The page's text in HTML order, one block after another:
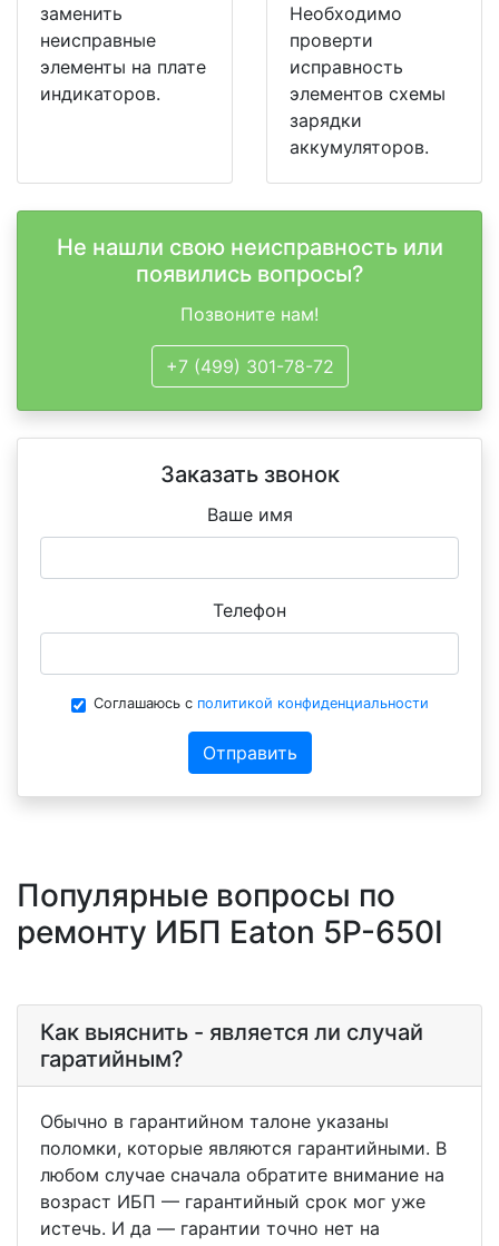
заменить
неисправные
элементы на плате
индикаторов.
Необходимо
проверти
исправность
элементов схемы
зарядки
аккумуляторов.
Не нашли свою неисправность или
появились вопросы?
Позвоните нам!
+7 (499) 301-78-72
Заказать звонок
Ваше имя
Телефон
Соглашаюсь с политикой конфиденциальности
Отправить
Популярные вопросы по
ремонту ИБП Eaton 5P-650I
Как выяснить - является ли случай
гаратийным?
Обычно в гарантийном талоне указаны
поломки, которые являются гарантийными. В
любом случае сначала обратите внимание на
возраст ИБП — гарантийный срок мог уже
истечь. И да — гарантии точно нет на